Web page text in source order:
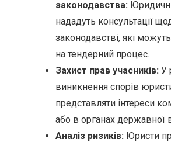
законодавства:
нададуть консультації
законодавстві, які
на тендерний процес.
Захист прав учасників: У
виникнення спорів
представляти інтереси
або в органах державної
Аналіз ризиків: Юристи